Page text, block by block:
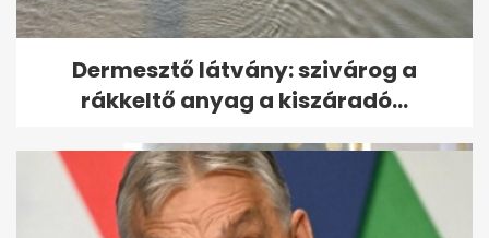
Az ütköző állította meg a
Tokaj IC-t a Keletiben
Dermesztő látvány: szivárog a
rákkeltő anyag a kiszáradó...